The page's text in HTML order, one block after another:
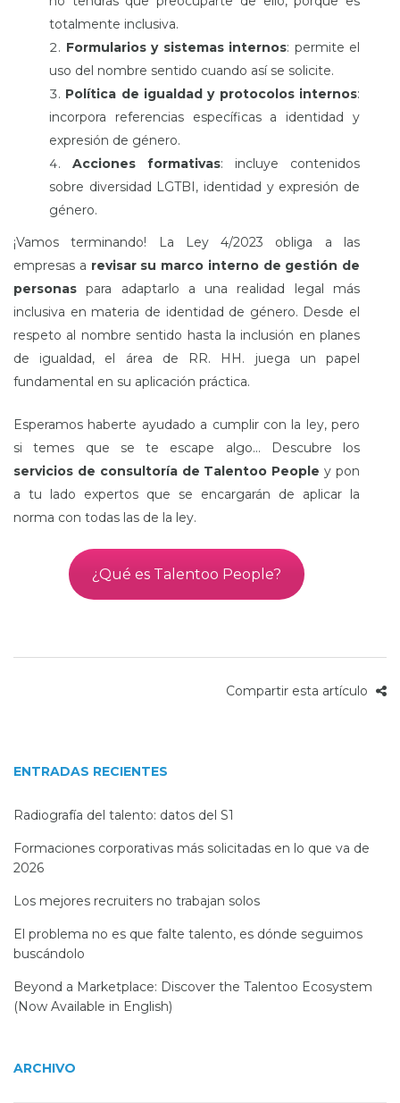
totalmente inclusiva.
Formularios y sistemas internos: permite el
uso del nombre sentido cuando así se solicite.
Política de igualdad y protocolos internos:
incorpora referencias específicas a identidad y
expresión de género.
Acciones formativas: incluye contenidos
sobre diversidad LGTBI, identidad y expresión de
género.
¡Vamos terminando!
La Ley 4/2023 obliga a las
empresas a revisar su marco interno de gestión de
personas para adaptarlo a una realidad legal más
inclusiva en materia de identidad de género. Desde el
respeto al nombre sentido hasta la inclusión en planes
de igualdad, el área de RR. HH. juega un papel
fundamental en su aplicación práctica.
Esperamos haberte ayudado a cumplir con la ley, pero
si temes que se te escape algo… Descubre los
servicios de consultoría de Talentoo People y pon
a tu lado expertos que se encargarán de aplicar la
norma con todas las de la ley.
¿Qué es Talentoo People?
Compartir esta artículo
ENTRADAS RECIENTES
Radiografía del talento: datos del S1
Formaciones corporativas más solicitadas en lo que va de
2026
Los mejores recruiters no trabajan solos
El problema no es que falte talento, es dónde seguimos
buscándolo
Beyond a Marketplace: Discover the Talentoo Ecosystem
(Now Available in English)
ARCHIVO